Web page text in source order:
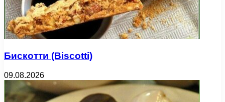
Бискотти (Biscotti)
09.08.2026